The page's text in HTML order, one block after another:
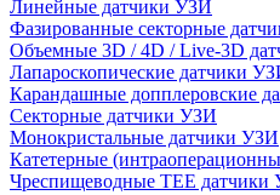
Линейные датчики УЗИ
Фазированные секторные
Объемные 3D / 4D / Live-3D
Лапароскопические датчики
Карандашные допплеровские
Секторные датчики УЗИ
Монокристальные датчики УЗИ
Катетерные
Чреспищеводные TEE датчики